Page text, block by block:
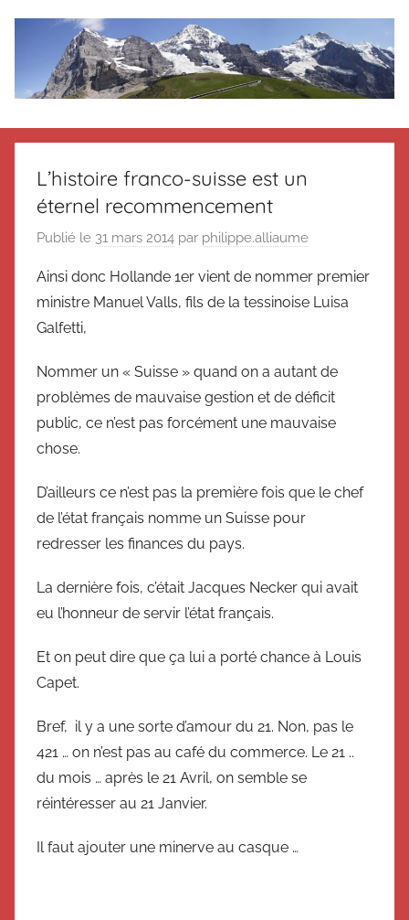
Le
blog
de
Suisse
Magazine
Suisse
Suisse
Magazine
Suisse
L’histoire franco-suisse est un
éternel recommencement
Publié le 31 mars 2014 par philippe.alliaume
Ainsi donc Hollande 1er vient de nommer premier
ministre Manuel Valls, fils de la tessinoise Luisa
Galfetti,
Nommer un « Suisse » quand on a autant de
problèmes de mauvaise gestion et de déficit
public, ce n’est pas forcément une mauvaise
chose.
D’ailleurs ce n’est pas la première fois que le chef
de l’état français nomme un Suisse pour
redresser les finances du pays.
La dernière fois, c’était Jacques Necker qui avait
eu l’honneur de servir l’état français.
Et on peut dire que ça lui a porté chance à Louis
Capet.
Bref, il y a une sorte d’amour du 21. Non, pas le
421 … on n’est pas au café du commerce. Le 21 ..
du mois … après le 21 Avril, on semble se
réintéresser au 21 Janvier.
Il faut ajouter une minerve au casque …